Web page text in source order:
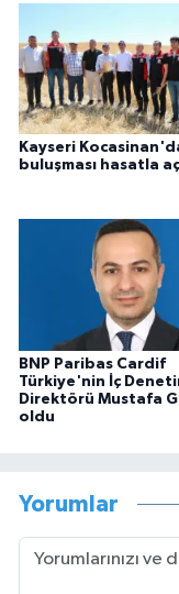
Kayseri
buluşması hasatla
BNP Paribas Cardif
Türkiye'nin İç
Direktörü Mustafa
oldu
Yorumlar